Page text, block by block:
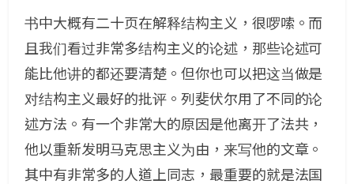
书中大概有二十页在解释结构主义，很啰嗦。而
且我们看过非常多结构主义的论述，那些论述可
能比他讲的都还要清楚。但你也可以把这当做是
对结构主义最好的批评。列斐伏尔用了不同的论
述方法。有一个非常大的原因是他离开了法共，
他以重新发明马克思主义为由，来写他的文章。
其中有非常多的人道上同志，最重要的就是法国